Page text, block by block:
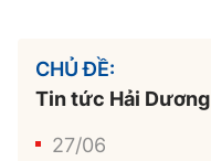
CHỦ ĐỀ:
Tin tức Hải Dương
27/06